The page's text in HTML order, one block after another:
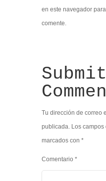
en este navegador
comente.
Tu dirección de correo
publicada. Los
marcados con *
Comentario *